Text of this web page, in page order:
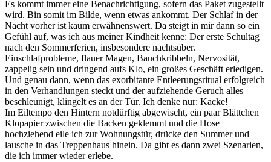
Es kommt immer eine Benachrichtigung, sofern das Paket zugestellt
wird. Bin somit im Bilde, wenn etwas ankommt. Der Schlaf in der
Nacht vorher ist kaum erwähnenswert. Da steigt in mir dann so ein
Gefühl auf, was ich aus meiner Kindheit kenne: Der erste Schultag
nach den Sommerferien, insbesondere nachtsüber.
Einschlafprobleme, flauer Magen, Bauchkribbeln, Nervosität,
zappelig sein und dringend aufs Klo, ein großes Geschäft erledigen.
Und genau dann, wenn das exorbitante Entleerungsritual erfolgreich
in den Verhandlungen steckt und der aufziehende Geruch alles
beschleunigt, klingelt es an der Tür. Ich denke nur: Kacke!
Im Eiltempo den Hintern notdürftig abgewischt, ein paar Blättchen
Klopapier zwischen die Backen geklemmt und die Hose
hochziehend eile ich zur Wohnungstür, drücke den Summer und
lausche in das Treppenhaus hinein. Da gibt es dann zwei Szenarien,
die ich immer wieder erlebe.